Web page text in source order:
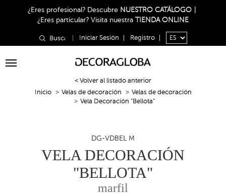
¿Eres profesional? Descubre NUESTRO CATÁLOGO
¿Eres particular? Visita nuestra TIENDA ONLINE
Iniciar Sesión Registro
Toggle
< Volver al listado anterior
Inicio
Velas de decoración
Velas de decoración
Vela Decoración "Bellota"
DG-VDBEL M
VELA DECORACIÓN
"BELLOTA"
marfil